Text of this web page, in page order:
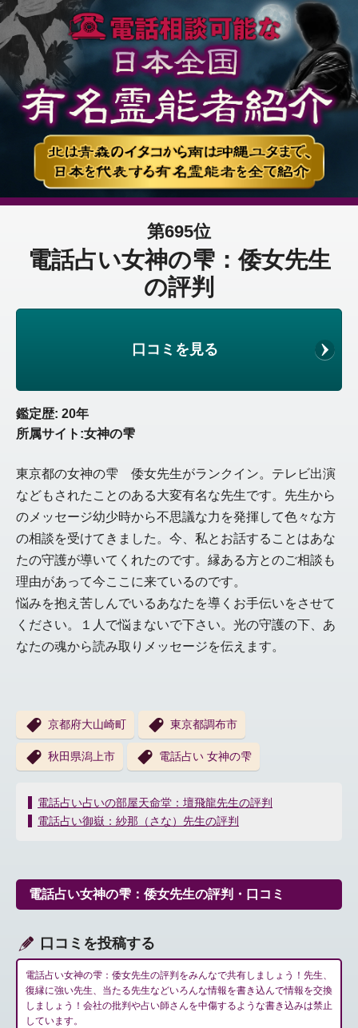
第695位
電話占い女神の雫：倭女先生
の評判
口コミを見る
鑑定歴: 20年
所属サイト:女神の雫
東京都の女神の雫 倭女先生がランクイン。テレビ出演
などもされたことのある大変有名な先生です。先生から
のメッセージ幼少時から不思議な力を発揮して色々な方
の相談を受けてきました。今、私とお話することはあな
たの守護が導いてくれたのです。縁ある方とのご相談も
理由があって今ここに来ているのです。
悩みを抱え苦しんでいるあなたを導くお手伝いをさせて
ください。１人で悩まないで下さい。光の守護の下、あ
なたの魂から読み取りメッセージを伝えます。
京都府大山崎町 東京都調布市
秋田県潟上市 電話占い 女神の雫
投
稿
ー
シ
ン
電話占い占いの部屋天命堂：壇飛龍先生の評判
電話占い御嶽：紗那（さな）先生の評判
電話占い女神の雫：倭女先生の評判・口コミ
口コミを投稿する
電話占い女神の雫：倭女先生の評判をみんなで共有しましょう！先生、
復縁に強い先生、当たる先生などいろんな情報を書き込んで情報を交換
しましょう！会社の批判や占い師さんを中傷するような書き込みは禁止
しています。